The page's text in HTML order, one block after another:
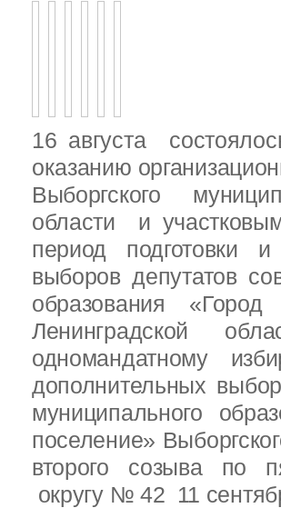
16 августа
оказанию
Выборгского
области и
период подготовки
выборов депутатов
образования
Ленинградской
одномандатному
дополнительных
муниципального
поселение»
второго созыва по
округу № 42 11